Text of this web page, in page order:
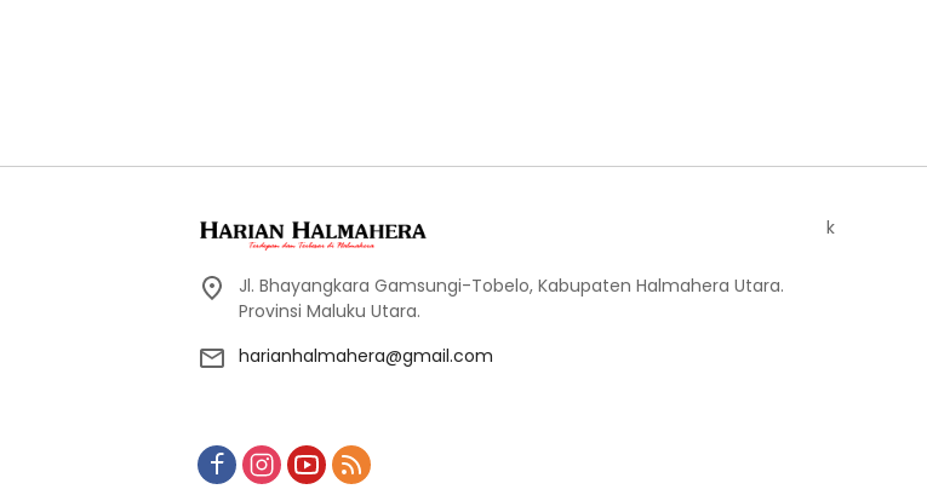
Jl. Bhayangkara Gamsungi-Tobelo, Kabupaten Halmahera Utara.
Provinsi Maluku Utara.
harianhalmahera@gmail.com
k